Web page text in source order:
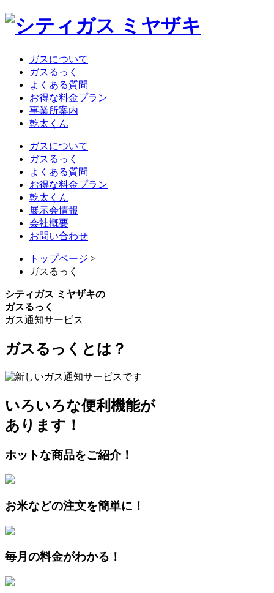
ガスについて
ガスるっく
よくある質問
お得な料金プラン
事業所案内
乾太くん
ガスについて
ガスるっく
よくある質問
お得な料金プラン
乾太くん
展示会情報
会社概要
お問い合わせ
トップページ >
ガスるっく
シティガス ミヤザキの
ガスるっく
ガス通知サービス
ガスるっくとは？
いろいろな便利機能が
あります！
ホットな商品をご紹介！
お米などの注文を簡単に！
毎月の料金がわかる！